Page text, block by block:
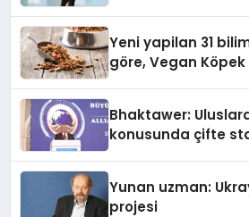
Yeni yapilan 31
göre, Vegan
Bhaktawer:
konusunda çifte
Yunan uzman:
projesi